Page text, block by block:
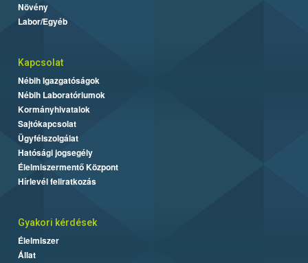
Növény
Labor/Egyéb
Kapcsolat
Nébih Igazgatóságok
Nébih Laboratóriumok
Kormányhivatalok
Sajtókapcsolat
Ügyfélszolgálat
Hatósági jogsegély
Élelmiszermentő Központ
Hírlevél feliratkozás
Gyakori kérdések
Élelmiszer
Állat